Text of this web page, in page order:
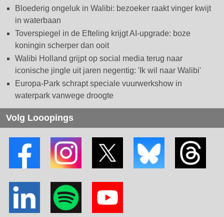
Bloederig ongeluk in Walibi: bezoeker raakt vinger kwijt
in waterbaan
Toverspiegel in de Efteling krijgt AI-upgrade: boze
koningin scherper dan ooit
Walibi Holland grijpt op social media terug naar
iconische jingle uit jaren negentig: 'Ik wil naar Walibi'
Europa-Park schrapt speciale vuurwerkshow in
waterpark vanwege droogte
Volg Looopings